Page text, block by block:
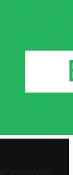
تروفيت تونس